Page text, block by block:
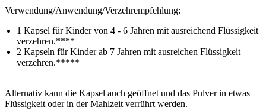
Verwendung/Anwendung/Verzehrempfehlung:
1 Kapsel für Kinder von 4 - 6 Jahren mit ausreichend Flüssigkeit
verzehren.****
2 Kapseln für Kinder ab 7 Jahren mit ausreichen Flüssigkeit
verzehren.*****
Alternativ kann die Kapsel auch geöffnet und das Pulver in etwas
Flüssigkeit oder in der Mahlzeit verrührt werden.